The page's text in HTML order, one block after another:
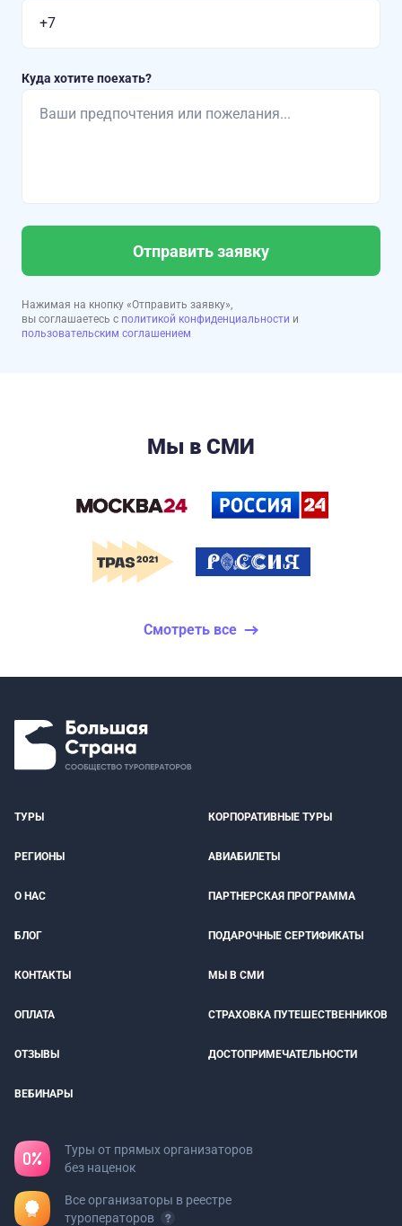
Куда хотите поехать?
Отправить заявку
Нажимая на кнопку «Отправить заявку»,
вы соглашаетесь с политикой конфиденциальности и
пользовательским соглашением
Мы в СМИ
Смотреть все
ТУРЫ КОРПОРАТИВНЫЕ ТУРЫ
РЕГИОНЫ АВИАБИЛЕТЫ
О НАС ПАРТНЕРСКАЯ ПРОГРАММА
БЛОГ ПОДАРОЧНЫЕ СЕРТИФИКАТЫ
КОНТАКТЫ МЫ В СМИ
ОПЛАТА СТРАХОВКА ПУТЕШЕСТВЕННИКОВ
ОТЗЫВЫ ДОСТОПРИМЕЧАТЕЛЬНОСТИ
ВЕБИНАРЫ
Туры от прямых организаторов
без наценок
Все организаторы в реестре
туроператоров